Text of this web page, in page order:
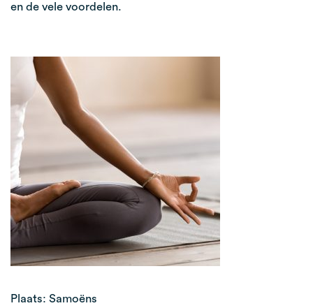
en de vele voordelen.
Plaats: Samoëns